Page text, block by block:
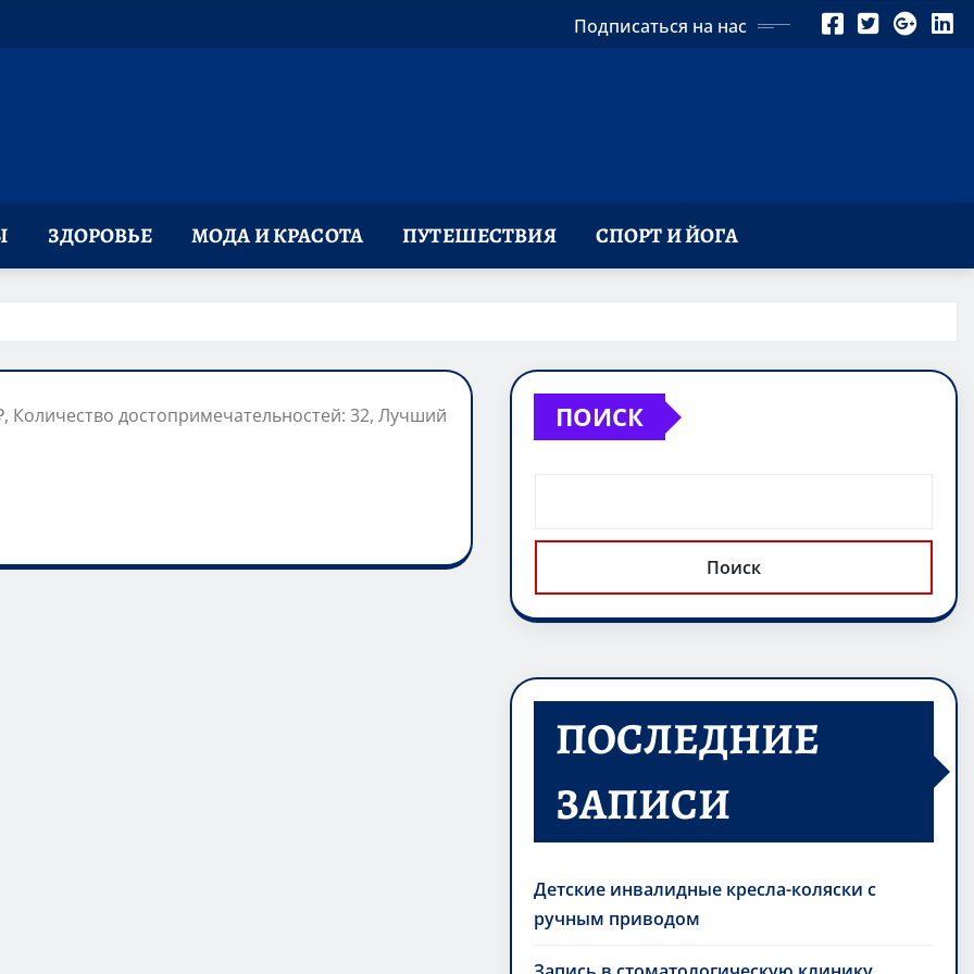
Подписаться на нас
ЗДОРОВЬЕ МОДА И КРАСОТА ПУТЕШЕСТВИЯ СПОРТ И ЙОГА
Количество достопримечательностей: 32, Лучший
ПОИСК
Поиск
ПОСЛЕДНИЕ
ЗАПИСИ
Детские инвалидные кресла-коляски с
ручным приводом